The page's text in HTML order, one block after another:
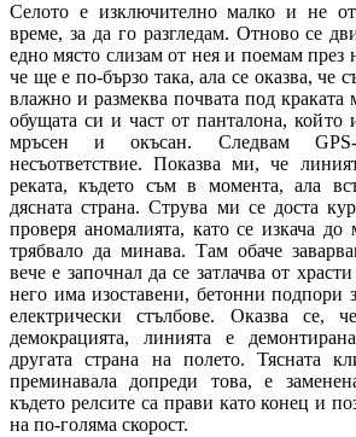
Селото е изключително малко и не
време, за да го разгледам. Отново се
едно място слизам от нея и поемам през
че ще е по-бързо така, ала се оказва, че
влажно и размеква почвата под краката
обущата си и част от панталона, който
мръсен и окъсан. Следвам GPS-
несъответствие. Показва ми, че
реката, където съм в момента, ала
дясната страна. Струва ми се доста
проверя аномалията, като се изкача до
трябвало да минава. Там обаче
вече е започнал да се затлачва от
него има изоставени, бетонни подпори
електрически стълбове. Оказва се,
демокрацията, линията е
другата страна на полето. Тясната
преминавала допреди това, е
където релсите са прави като конец и
на по-голяма скорост.